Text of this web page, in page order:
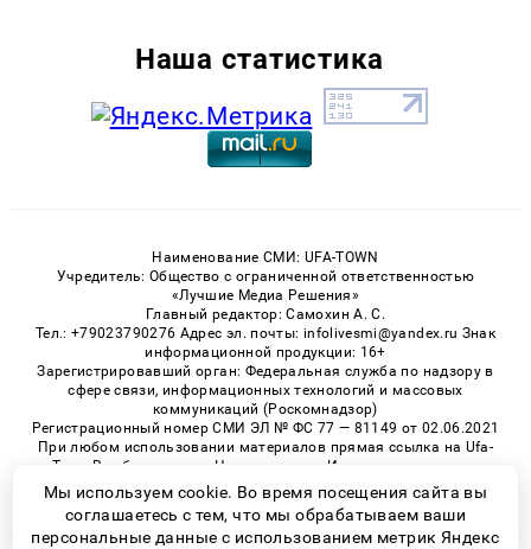
Наша статистика
Наименование СМИ: UFA-TOWN
Учредитель: Общество с ограниченной ответственностью
«Лучшие Медиа Решения»
Главный редактор: Самохин А. С.
Тел.: +79023790276 Адрес эл. почты: infolivesmi@yandex.ru Знак
информационной продукции: 16+
Зарегистрировавший орган: Федеральная служба по надзору в
сфере связи, информационных технологий и массовых
коммуникаций (Роскомнадзор)
Регистрационный номер СМИ ЭЛ № ФС 77 — 81149 от 02.06.2021
При любом использовании материалов прямая ссылка на Ufa-
Town.Ru обязательна. Цитирование в Интернете возможно
только при наличии письменного разрешения.
Мы используем cookie. Во время посещения сайта вы
соглашаетесь с тем, что мы обрабатываем ваши
персональные данные с использованием метрик Яндекс